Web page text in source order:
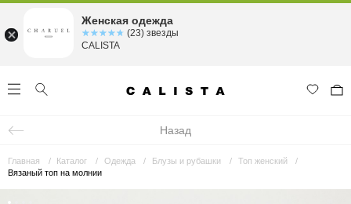
Назад
Главная Каталог Одежда Блузы и рубашки
Топ женский
Вязаный топ на молнии
Женская одежда
☆☆☆☆☆
★★★★★ (23) звезды
CALISTA